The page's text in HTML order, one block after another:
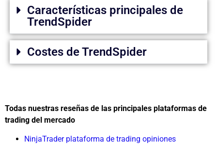
Características principales de
TrendSpider
Costes de TrendSpider
Todas nuestras reseñas de las principales plataformas de
trading del mercado
NinjaTrader plataforma de trading opiniones